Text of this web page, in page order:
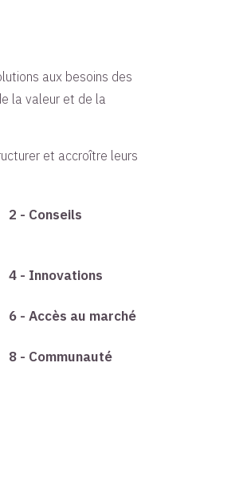
aux besoins des
la valeur et de la
et accroître leurs
2 - Conseils
4 - Innovations
6 - Accès au marché
8 - Communauté